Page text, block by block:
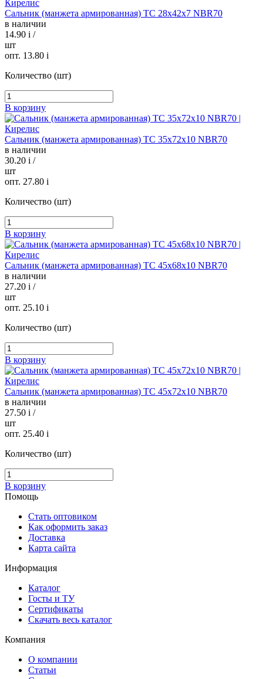
Сальник (манжета армированная) TC 28х42х7 NBR70
в наличии
14.90 i /
шт
опт. 13.80 i
Количество (шт)
В корзину
Сальник (манжета армированная) TC 35х72х10 NBR70
в наличии
30.20 i /
шт
опт. 27.80 i
Количество (шт)
В корзину
Сальник (манжета армированная) TC 45х68х10 NBR70
в наличии
27.20 i /
шт
опт. 25.10 i
Количество (шт)
В корзину
Сальник (манжета армированная) TC 45х72х10 NBR70
в наличии
27.50 i /
шт
опт. 25.40 i
Количество (шт)
В корзину
Помощь
Стать оптовиком
Как оформить заказ
Доставка
Карта сайта
Информация
Каталог
Госты и ТУ
Сертификаты
Скачать весь каталог
Компания
О компании
Статьи